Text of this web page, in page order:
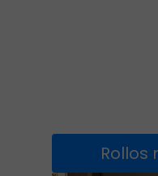
Rollos